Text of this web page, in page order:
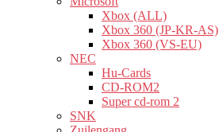
Xbox (ALL)
Xbox 360 (JP-KR-AS)
Xbox 360 (VS-EU)
NEC
Hu-Cards
CD-ROM2
Super cd-rom 2
SNK